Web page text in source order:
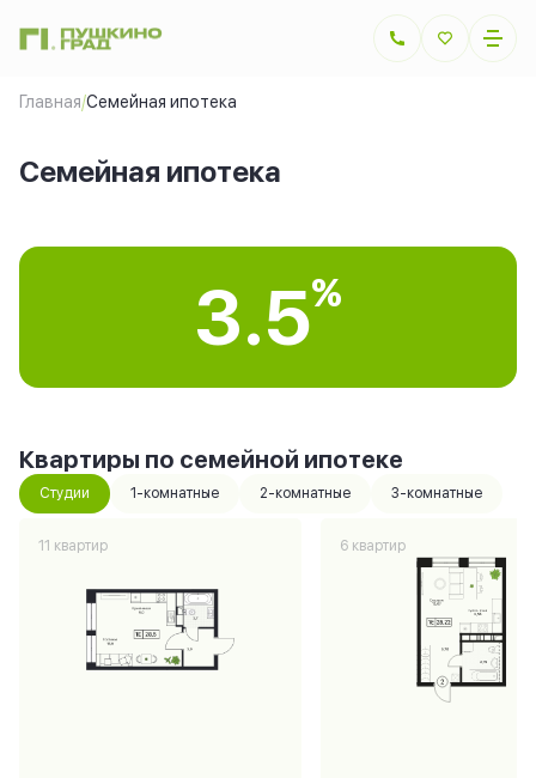
Главная/Семейная ипотека
Семейная ипотека
3.5%
Квартиры по семейной ипотеке
Студии 1-комнатные 2-комнатные 3-комнатные
11 квартир 6 квартир